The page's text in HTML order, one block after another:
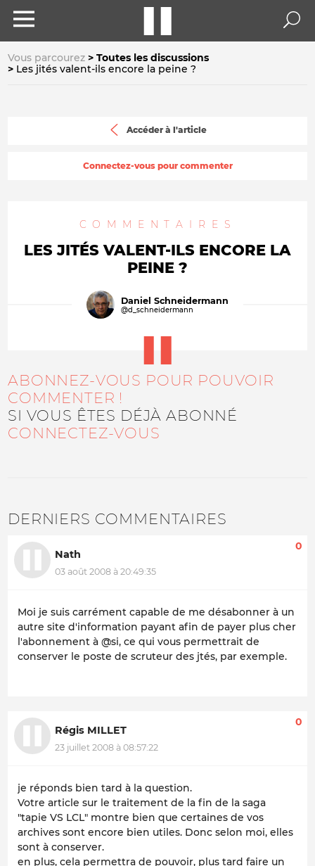
Vous parcourez
Toutes les discussions
Les jités valent-ils encore la peine ?
Accéder à l'article
Connectez-vous pour commenter
COMMENTAIRES
LES JITÉS VALENT-ILS ENCORE LA
PEINE ?
Daniel Schneidermann
@d_schneidermann
ABONNEZ-VOUS POUR POUVOIR
COMMENTER !
SI VOUS ÊTES DÉJÀ ABONNÉ
CONNECTEZ-VOUS
DERNIERS COMMENTAIRES
Nath
03 août 2008 à 20:49:35
0
Moi je suis carrément capable de me désabonner à un
autre site d'information payant afin de payer plus cher
l'abonnement à @si, ce qui vous permettrait de
conserver le poste de scruteur des jtés, par exemple.
Régis MILLET
23 juillet 2008 à 08:57:22
0
je réponds bien tard à la question.
Votre article sur le traitement de la fin de la saga
"tapie VS LCL" montre bien que certaines de vos
archives sont encore bien utiles. Donc selon moi, elles
sont à conserver.
en plus, cela permettra de pouvoir, plus tard faire un